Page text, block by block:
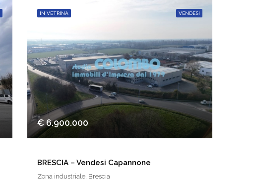
IN VETRINA VENDESI
€ 6.900.000
BRESCIA – Vendesi Capannone
Zona industriale, Brescia